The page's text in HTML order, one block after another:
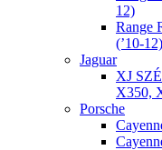
12)
Range
(’10-12)
Jaguar
XJ
X350,
Porsche